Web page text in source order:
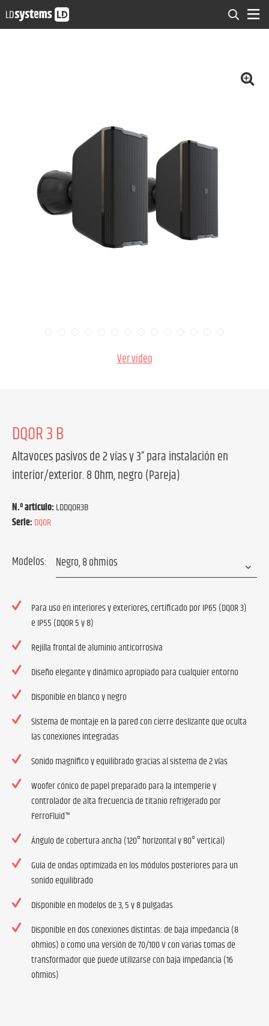
Ver vídeo
DQOR 3 B
Altavoces pasivos de 2 vías y 3” para instalación en
interior/exterior. 8 Ohm, negro (Pareja)
N.º artículo:LDDQOR3B
Serie:DQOR
Modelos:
Para uso en interiores y exteriores, certificado por IP65 (DQOR 3)
e IP55 (DQOR 5 y 8)
Rejilla frontal de aluminio anticorrosiva
Diseño elegante y dinámico apropiado para cualquier entorno
Disponible en blanco y negro
Sistema de montaje en la pared con cierre deslizante que oculta
las conexiones integradas
Sonido magnífico y equilibrado gracias al sistema de 2 vías
Woofer cónico de papel preparado para la intemperie y
controlador de alta frecuencia de titanio refrigerado por
FerroFluid™
Ángulo de cobertura ancha (120° horizontal y 80° vertical)
Guía de ondas optimizada en los módulos posteriores para un
sonido equilibrado
Disponible en modelos de 3, 5 y 8 pulgadas
Disponible en dos conexiones distintas: de baja impedancia (8
ohmios) o como una versión de 70/100 V con varias tomas de
transformador que puede utilizarse con baja impedancia (16
ohmios)